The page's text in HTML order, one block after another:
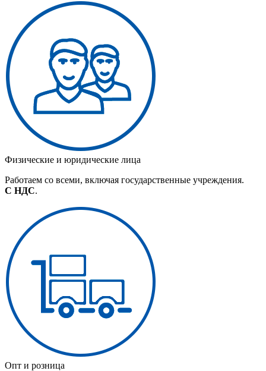
Физические и юридические лица
Работаем со всеми, включая государственные учреждения.
С НДС.
Опт и розница